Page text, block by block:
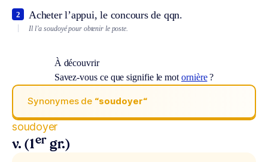
Acheter l’appui, le concours de qqn.
2
Il l’a soudoyé pour obtenir le poste.
À découvrir
Savez-vous ce que signifie le mot ornière?
Synonymes de “soudoyer“
soudoyer
v. (1er gr.)